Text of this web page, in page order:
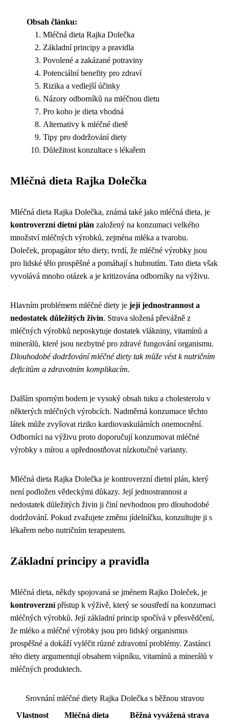
Obsah článku:
Mléčná dieta Rajka Dolečka
Základní principy a pravidla
Povolené a zakázané potraviny
Potenciální benefity pro zdraví
Rizika a vedlejší účinky
Názory odborníků na mléčnou dietu
Pro koho je dieta vhodná
Alternativy k mléčné dietě
Tipy pro dodržování diety
Důležitost konzultace s lékařem
Mléčná dieta Rajka Dolečka
Mléčná dieta Rajka Dolečka, známá také jako mléčná dieta, je
kontroverzní dietní plán založený na konzumaci velkého
množství mléčných výrobků, zejména mléka a tvarohu.
Doleček, propagátor této diety, tvrdí, že mléčné výrobky jsou
pro lidské tělo prospěšné a pomáhají s hubnutím. Tato dieta však
vyvolává mnoho otázek a je kritizována odborníky na výživu.
Hlavním problémem mléčné diety je její jednostrannost a
nedostatek důležitých živin. Strava složená převážně z
mléčných výrobků neposkytuje dostatek vlákniny, vitamínů a
minerálů, které jsou nezbytné pro zdravé fungování organismu.
Dlouhodobé dodržování mléčné diety tak může vést k nutričním
deficitům a zdravotním komplikacím.
Dalším sporným bodem je vysoký obsah tuku a cholesterolu v
některých mléčných výrobcích. Nadměrná konzumace těchto
látek může zvyšovat riziko kardiovaskulárních onemocnění.
Odborníci na výživu proto doporučují konzumovat mléčné
výrobky s mírou a upřednostňovat nízkotučné varianty.
Mléčná dieta Rajka Dolečka je kontroverzní dietní plán, který
není podložen vědeckými důkazy. Její jednostrannost a
nedostatek důležitých živin ji činí nevhodnou pro dlouhodobé
dodržování. Pokud zvažujete změnu jídelníčku, konzultujte ji s
lékařem nebo nutričním terapeutem.
Základní principy a pravidla
Mléčná dieta, někdy spojovaná se jménem Rajko Doleček, je
kontroverznípřístup k výživě, který se soustředí na konzumaci
mléčných výrobků. Její základní princip spočívá v přesvědčení,
že mléko a mléčné výrobky jsou pro lidský organismus
prospěšné a dokáží vyléčit různé zdravotní problémy. Zastánci
této diety argumentují obsahem vápníku, vitamínů a minerálů v
mléčných produktech.
Srovnání mléčné diety Rajka Dolečka s běžnou stravou
Vlastnost
Mléčná dieta
Běžná vyvážená strava